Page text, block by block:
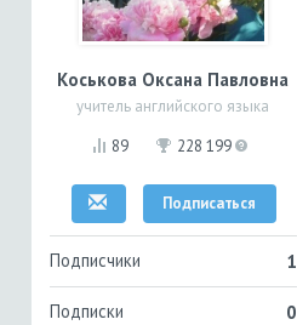
Коськова Оксана Павловна
учитель английского языка
89
228 199
Подписаться
Подписчики 1
Подписки 0